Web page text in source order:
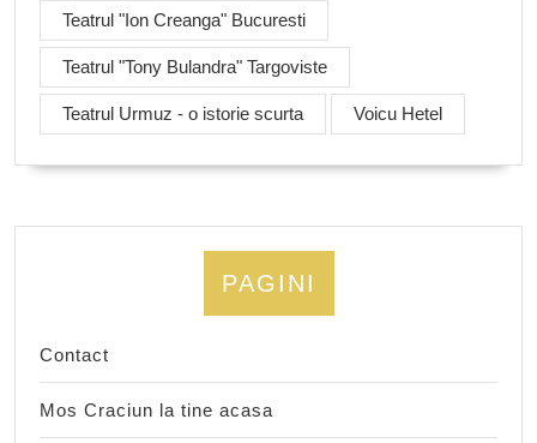
Teatrul "Ion Creanga" Bucuresti
Teatrul "Tony Bulandra" Targoviste
Teatrul Urmuz - o istorie scurta Voicu Hetel
PAGINI
Contact
Mos Craciun la tine acasa